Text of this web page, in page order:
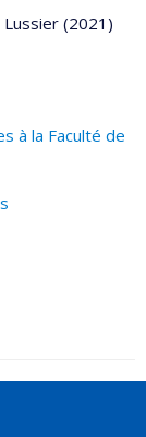
(2021)
à la Faculté de